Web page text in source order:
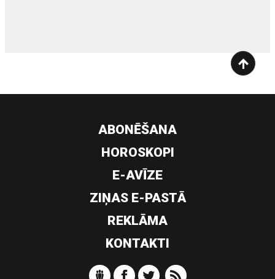
ABONĒŠANA
HOROSKOPI
E-AVĪZE
ZIŅAS E-PASTĀ
REKLĀMA
KONTAKTI